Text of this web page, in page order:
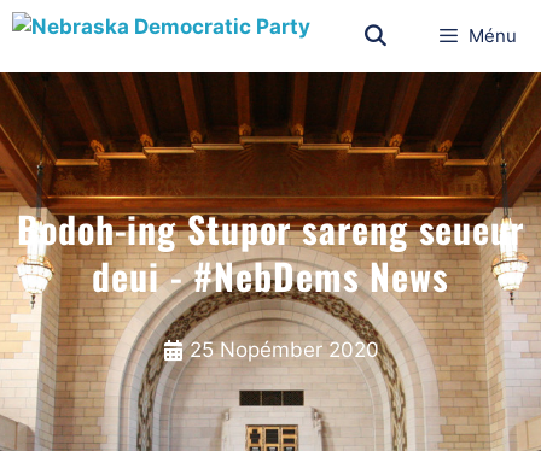
Ménu
Bodoh-ing Stupor sareng seueur
deui - #NebDems News
25 Nopémber 2020